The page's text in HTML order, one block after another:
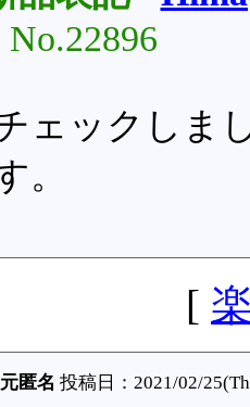
No.22896
ェックしま
。
[
元匿名 投稿日：2021/02/